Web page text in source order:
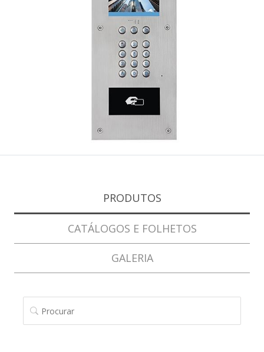
PRODUTOS
CATÁLOGOS E FOLHETOS
GALERIA
PROCURAR